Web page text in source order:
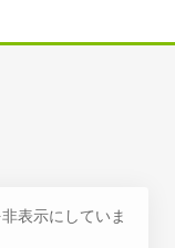
表示にしていま